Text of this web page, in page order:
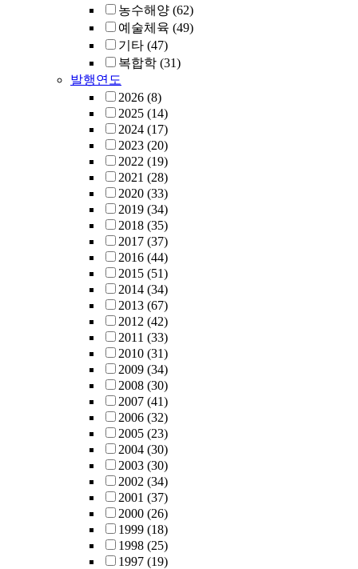
농수해양 (62)
예술체육 (49)
기타 (47)
복합학 (31)
발행연도
2026 (8)
2025 (14)
2024 (17)
2023 (20)
2022 (19)
2021 (28)
2020 (33)
2019 (34)
2018 (35)
2017 (37)
2016 (44)
2015 (51)
2014 (34)
2013 (67)
2012 (42)
2011 (33)
2010 (31)
2009 (34)
2008 (30)
2007 (41)
2006 (32)
2005 (23)
2004 (30)
2003 (30)
2002 (34)
2001 (37)
2000 (26)
1999 (18)
1998 (25)
1997 (19)